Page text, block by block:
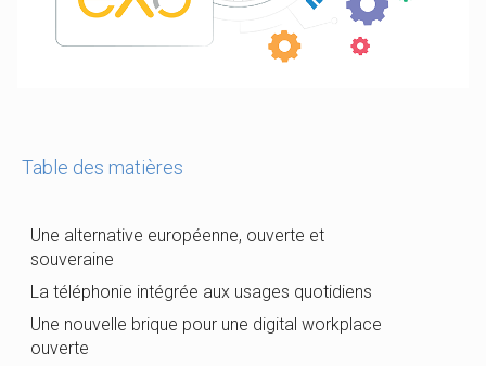
Table des matières
Une alternative européenne, ouverte et
souveraine
La téléphonie intégrée aux usages quotidiens
Une nouvelle brique pour une digital workplace
ouverte